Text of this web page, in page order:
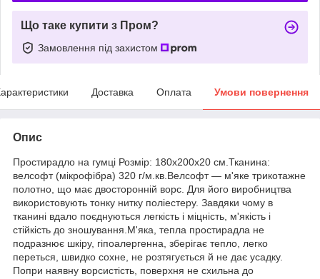
Що таке купити з Пром?
Замовлення під захистом
Доставка Оплата Умови повернення
Опис
Простирадло на гумці Розмір: 180х200х20 см.Тканина:
велсофт (мікрофібра) 320 г/м.кв.Велсофт — м'яке трикотажне
полотно, що має двосторонній ворс. Для його виробництва
використовують тонку нитку поліестеру. Завдяки чому в
тканині вдало поєднуються легкість і міцність, м'якість і
стійкість до зношування.М'яка, тепла простирадла не
подразнює шкіру, гіпоалергенна, зберігає тепло, легко
переться, швидко сохне, не розтягується й не дає усадку.
Попри наявну ворсистість, поверхня не схильна до